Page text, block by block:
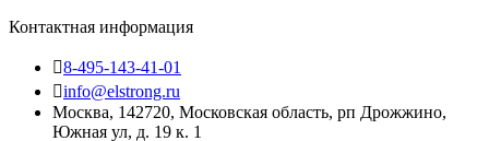
Контактная информация
8-495-143-41-01
info@elstrong.ru
Москва, 142720, Московская область, рп Дрожжино,
Южная ул, д. 19 к. 1